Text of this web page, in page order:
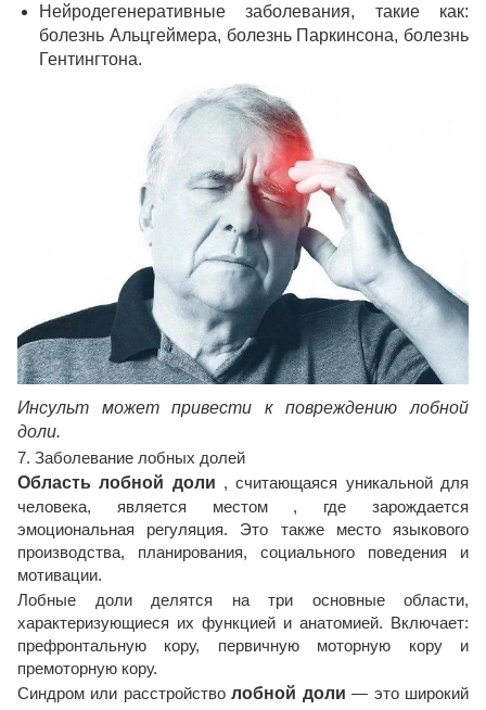
Нейродегенеративные заболевания, такие как:
болезнь Альцгеймера, болезнь Паркинсона, болезнь
Гентингтона.
Инсульт может привести к повреждению лобной
доли.
7. Заболевание лобных долей
Область лобной доли , считающаяся уникальной для
человека, является местом , где зарождается
эмоциональная регуляция. Это также место языкового
производства, планирования, социального поведения и
мотивации.
Лобные доли делятся на три основные области,
характеризующиеся их функцией и анатомией. Включает:
префронтальную кору, первичную моторную кору и
премоторную кору.
Синдром или расстройстволобной доли — это широкий